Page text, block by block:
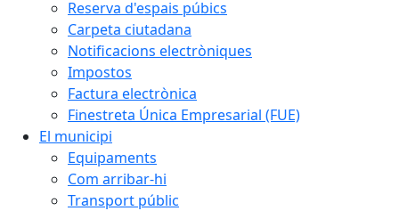
Reserva d'espais púbics
Carpeta ciutadana
Notificacions electròniques
Impostos
Factura electrònica
Finestreta Única Empresarial (FUE)
El municipi
Equipaments
Com arribar-hi
Transport públic